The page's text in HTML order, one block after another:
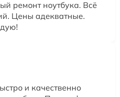
ремонт ноутбука. Всё
Цены адекватные.
и качественно